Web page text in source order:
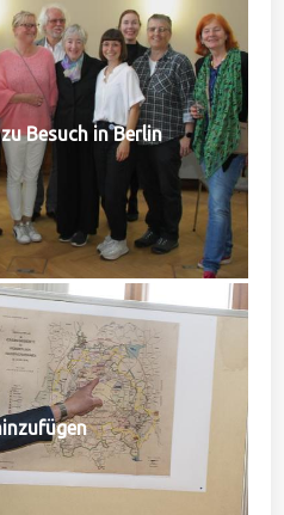
Besuch in Berlin